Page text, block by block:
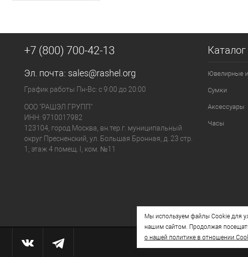
Каталог
Ювелирные
Сумки
Аксессуары
Часы
+7 (800) 700-42-13
Эл. почта: sales@rashel.org
График работы Пн-Вс: с 9:00 до 20:00
ООО "РАШЭЛ ГРУПП"
ИНН: 9710017982
123104, город Москва, вн.тер.г. муниципальный
округ Пресненский, ул. Большая Бронная, д. 23 стр.
1, этаж 4 помещ. I, ком. №11
Мы используем файлы Cookie для
нашим сайтом. Продолжая
о нашей политике в отношении